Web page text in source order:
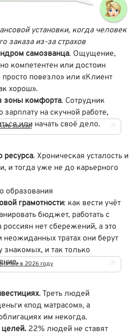
установки, когда человек
заказа из-за страхов
самозванца. Ощущение,
компетентен или достоин
повезло» или «Клиент
хорош».
зоны комфорта. Сотрудник
на скучной работе,
или начать своё дело.
заказы
ресурса. Хроническая усталость и
и тогда уже не до карьерного
образования
грамотности: как вести учёт
бюджет, работать с
россиян нет сбережений, а это
неожиданных тратах они берут
и так только
в 2026 году
. Треть людей
«под матрасом», а
им некогда.
целей. 22% людей не ставят